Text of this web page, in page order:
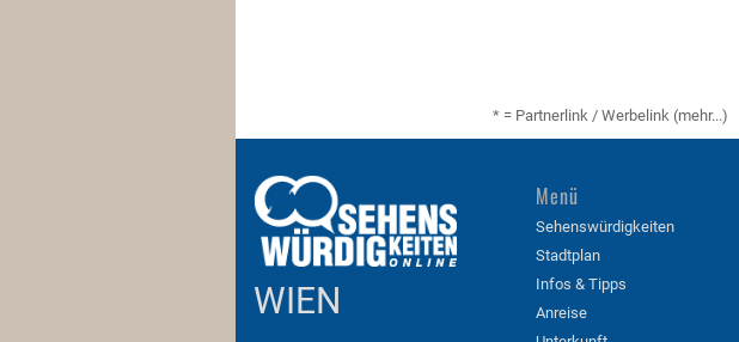
* = Partnerlink / Werbelink (mehr...)
WIEN
Menü
Sehenswürdigkeiten
Stadtplan
Infos & Tipps
Anreise